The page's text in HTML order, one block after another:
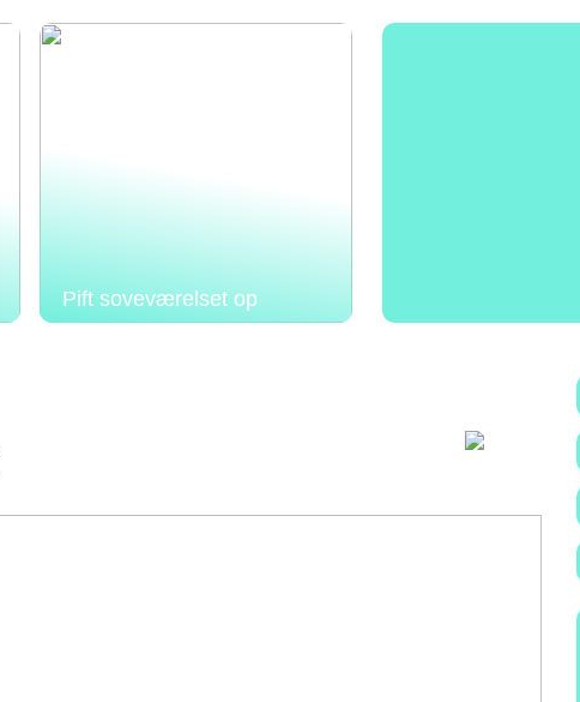
Pift soveværelset op